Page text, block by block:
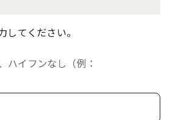
してください。
ハイフンなし（例：